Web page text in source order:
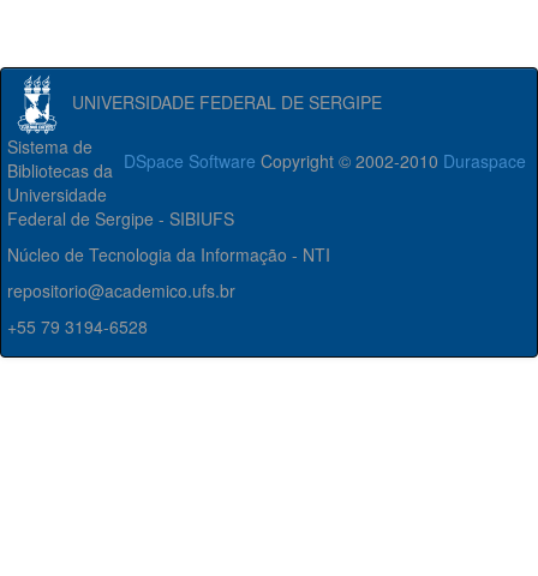
UNIVERSIDADE FEDERAL DE SERGIPE
DSpace Software Copyright © 2002-2010 Duraspace
Sistema de
Bibliotecas da
Universidade
Federal de Sergipe - SIBIUFS
Núcleo de Tecnologia da Informação - NTI
repositorio@academico.ufs.br
+55 79 3194-6528